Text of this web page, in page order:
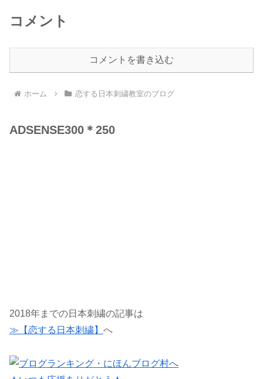
コメント
コメントを書き込む
ホーム 恋する日本刺繍教室のブログ
ADSENSE300＊250
2018年までの日本刺繍の記事は
≫【恋する日本刺繍】 へ